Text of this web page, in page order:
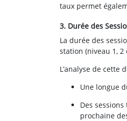
taux permet
3. Durée des
La durée des
station (niveau 1,
L’analyse de
Une longue
Des
prochaine